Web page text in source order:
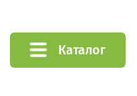
Каталог